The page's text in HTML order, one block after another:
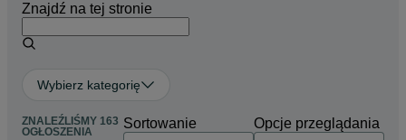
Znajdź na tej stronie
Wybierz kategorię
ZNALEŹLIŚMY 163
OGŁOSZENIA
Sortowanie Opcje przeglądania